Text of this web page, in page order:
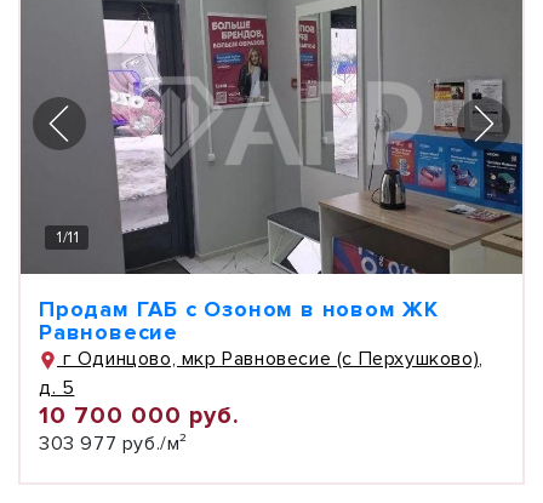
1/11
Продам ГАБ с Озоном в новом ЖК
Равновесие
г Одинцово, мкр Равновесие (с Перхушково),
д. 5
10 700 000 руб.
303 977 руб./м²